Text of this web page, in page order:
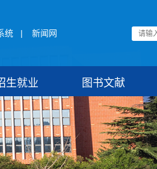
统 | 新闻网
生就业 图书文献